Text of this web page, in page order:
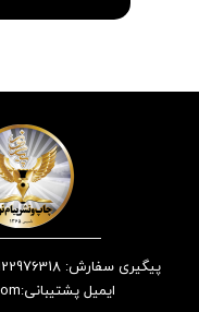
پیگیری سفارش: 09122976318-02133939856-02133966316
​​​​​​​​​​​​​​ایمیل پشتیبانی:ketabenoor.ir@gmail.com